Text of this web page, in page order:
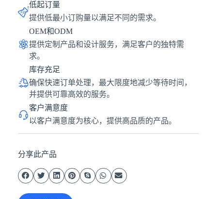
低起订量
提供低最小订购量以满足不同的需求。
OEM和ODM
提供定制产品和设计服务，满足客户的独特需
求。
库存充足
确保快速订单处理，最大限度地减少等待时间，
并提供可靠高效的服务。
客户满意度
以客户满意度为核心，提供高品质的产品。
分享此产品